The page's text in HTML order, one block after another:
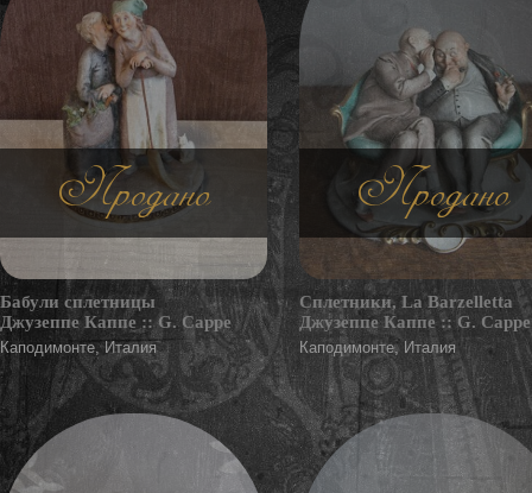
Продано
Бабули сплетницы
Джузеппе Каппе :: G. Cappe
Каподимонте, Италия
Продано
Сплетники, La Barzelletta
Джузеппе Каппе :: G. Cappe
Каподимонте, Италия